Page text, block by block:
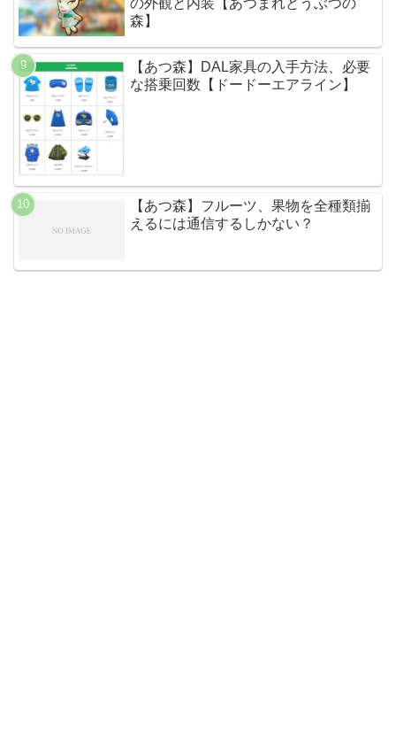
の外観と内装【あつまれどうぶつの
森】
【あつ森】DAL家具の入手方法、必要
な搭乗回数【ドードーエアライン】
【あつ森】フルーツ、果物を全種類揃
えるには通信するしかない？